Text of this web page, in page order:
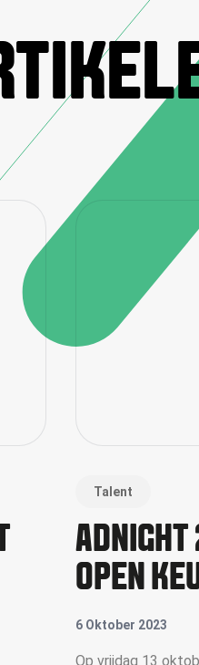
Talent
OPEN
6 Oktober 2023
Op vrijdag 13